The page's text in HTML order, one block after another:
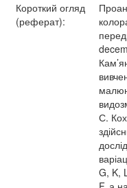
Короткий огляд
(реферат):
С.
G, K,